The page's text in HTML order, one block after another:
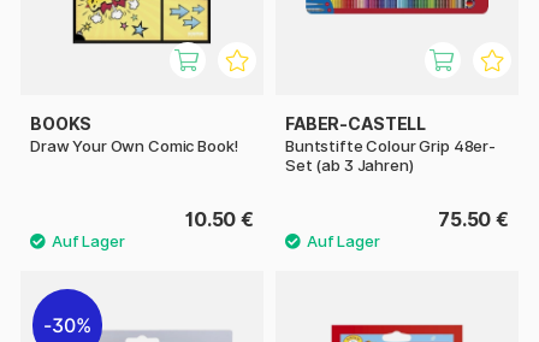
BOOKS
Draw Your Own Comic Book!
10.50 €
FABER-CASTELL
Buntstifte Colour Grip 48er-
Set (ab 3 Jahren)
75.50 €
30%